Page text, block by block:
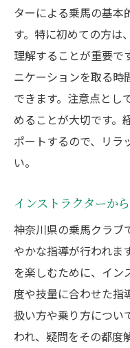
ターによる乗馬の基本
す。特に初めての方は
理解することが重要で
ニケーションを取る時
できます。注意点とし
めることが大切です。
ポートするので、リラ
い。
インストラクターか
神奈川県の乗馬クラブ
やかな指導が行われま
を楽しむために、イン
度や技量に合わせた指
扱い方や乗り方につい
われ、疑問をその都度